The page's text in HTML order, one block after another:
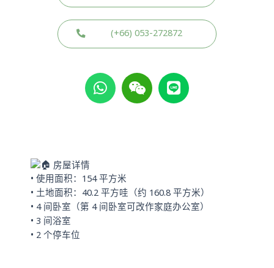
(+66) 053-272872
W
h
a
p
W
e
i
L
i
n
房屋详情
• 使用面积：154 平方米
• 土地面积：40.2 平方哇（约 160.8 平方米）
• 4 间卧室（第 4 间卧室可改作家庭办公室）
• 3 间浴室
• 2 个停车位